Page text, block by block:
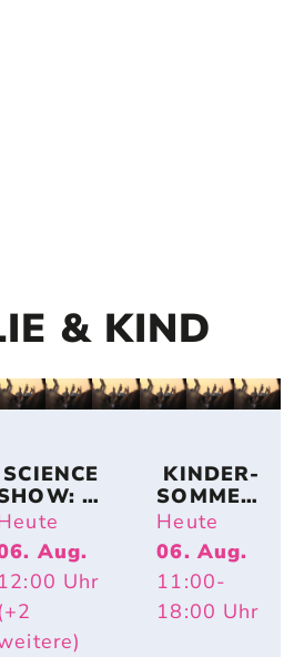
& KIND
SCIENCE
– W
R
OTE W
U
ND E
Aug.
12:00 Uhr
KINDER-
SOMMER-
ACTION
Heute
06. Aug.
11:00-
18:00 Uhr